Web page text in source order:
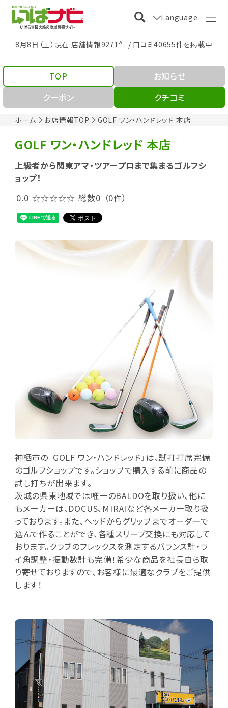
Language
8月8日（土）現在 店舗情報9271件 / 口コミ40655件を掲載中
ホーム お店情報TOP GOLF ワン・ハンドレッド 本店
TOP
お知らせ
クーポン
クチコミ
GOLF ワン・ハンドレッド 本店
上級者から関東アマ・ツアープロまで集まるゴルフシ
ョップ！
0.0 ☆☆☆☆☆ 総数0 （0件）
神栖市の『GOLF ワン・ハンドレッド』は、試打打席完備
のゴルフショップです。ショップで購入する前に商品の
試し打ちが出来ます。
茨城の県東地域では唯一のBALDOを取り扱い、他に
もメーカーは、DOCUS、MIRAIなど各メーカー取り扱
っております。また、ヘッドからグリップまでオーダーで
選んで作ることができ、各種スリーブ交換にも対応して
おります。クラブのフレックスを測定するバランス計・ラ
イ角調整・振動数計も完備！希少な商品を社長自ら取
り寄せておりますので、お客様に最適なクラブをご提供
します！